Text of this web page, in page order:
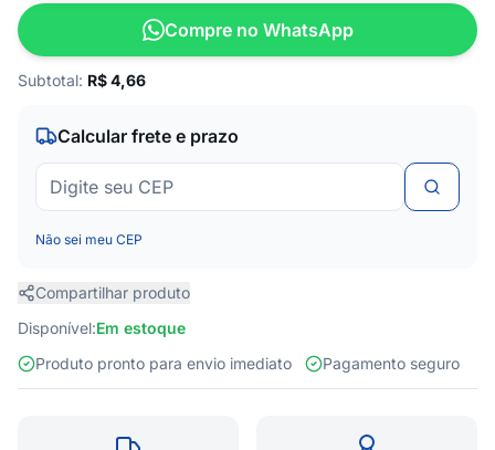
Compre no WhatsApp
Subtotal: R$4,66
Calcular frete e prazo
Não sei meu CEP
Compartilhar produto
Disponível:Em estoque
Produto pronto para envio imediato
Pagamento seguro